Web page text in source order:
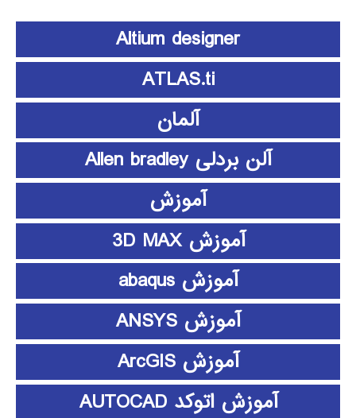
Altium designer
ATLAS.ti
آلمان
آلن بردلی Allen bradley
آموزش
آموزش 3D MAX
آموزش abaqus
آموزش ANSYS
آموزش ArcGIS
آموزش اتوکد AUTOCAD